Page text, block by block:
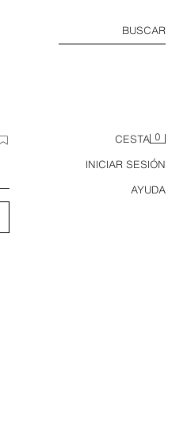
BUSCAR
CESTA 0
INICIAR SESIÓN
AYUDA